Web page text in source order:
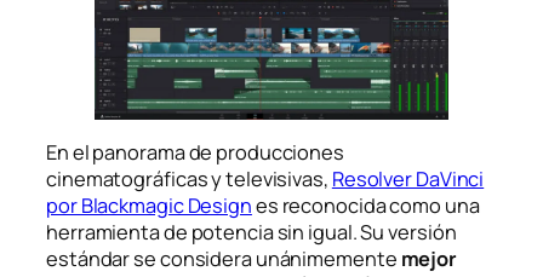
En el panorama de producciones
cinematográficas y televisivas, Resolver DaVinci
por Blackmagic Designes reconocida como una
herramienta de potencia sin igual. Su versión
estándar se considera unánimemente mejor